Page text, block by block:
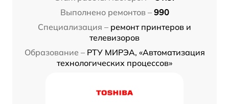
Выполнено ремонтов – 990
Специализация – ремонт принтеров и
телевизоров
Образование – РТУ МИРЭА, «Автоматизация
технологических процессов»